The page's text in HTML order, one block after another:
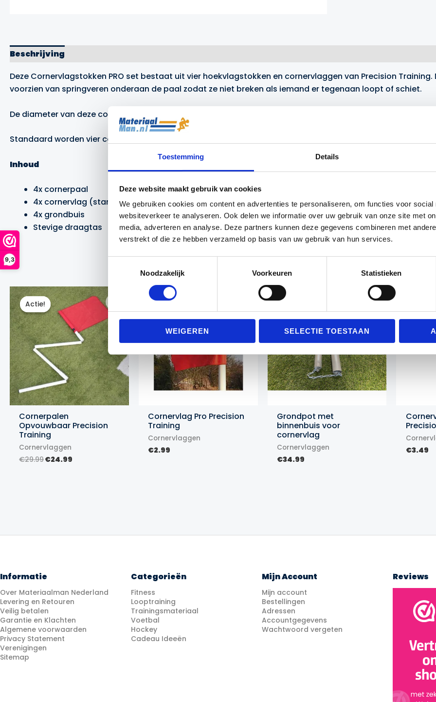
9,3
Toestemming Details
Deze website maakt gebruik van cookies
We gebruiken cookies om content en advertenties te personaliseren, om functies voor social
websiteverkeer te analyseren. Ook delen we informatie over uw gebruik van onze site met
media, adverteren en analyse. Deze partners kunnen deze gegevens combineren met
verstrekt of die ze hebben verzameld op basis van uw gebruik van hun services.
Noodzakelijk
Voorkeuren Statistieken
WEIGEREN SELECTIE TOESTAAN
Beschrijving
Deze Cornervlagstokken PRO set bestaat uit vier hoekvlagstokken en cornervlaggen van Precision Training.
voorzien van springveren onderaan de paal zodat ze niet breken als iemand er tegenaan loopt of schiet.
De diameter van deze cornerpalen is 5 centimeter en de omtrek is 15 centimeter. De hoogte bedraagt 152
Standaard worden vier cornervlaggen in de kleur rood meegeleverd. Andere kleuren cornervlaggen vindt u
Inhoud
4x cornerpaal
4x cornervlag (standaard rood)
4x grondbuis
Stevige draagtas
Gerelateerde producten
Actie!
Actie!
Cornerpalen
Opvouwbaar Precision
Training
Cornervlaggen
€29.99Oorspronkelijke
€24.99
Cornervlag Pro Precision
Training
Cornervlaggen
€2.99
Grondpot met
binnenbuis voor
cornervlag
Cornervlaggen
€34.99
€3.49
Informatie
Over Materiaalman Nederland
Levering en Retouren
Veilig betalen
Garantie en Klachten
Algemene voorwaarden
Privacy Statement
Verenigingen
Sitemap
Categorieën
Fitness
Looptraining
Trainingsmateriaal
Voetbal
Hockey
Cadeau Ideeën
Mijn Account
Mijn account
Bestellingen
Adressen
Accountgegevens
Wachtwoord vergeten
Reviews